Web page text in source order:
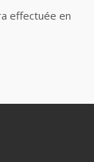
effectuée en